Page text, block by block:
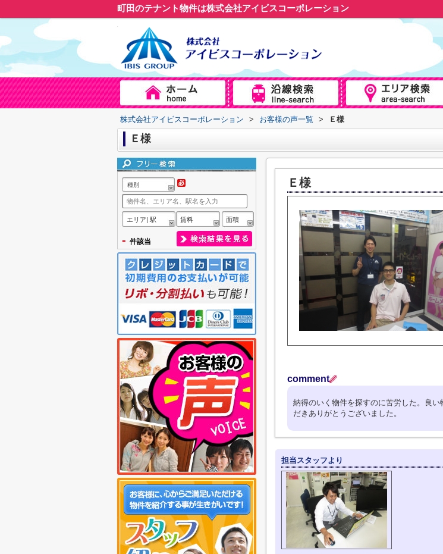
町田のテナント物件は株式会社アイビスコーポレーション
株式会社アイビスコーポレーション > お客様の声一覧 > Ｅ様
Ｅ様
Ｅ様
comment
納得のいく物件を探すのに苦労した。良
だきありがとうございました。
担当スタッフより
種別
エリア| 駅 賃料 面積
- 件該当